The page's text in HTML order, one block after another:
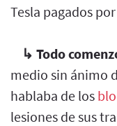
Tesla pagados por
↳ Todo
medio sin ánimo
hablaba de los
lesiones de sus